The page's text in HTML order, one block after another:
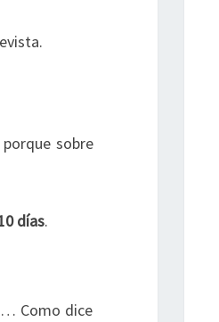
sobre
días.
Como dice